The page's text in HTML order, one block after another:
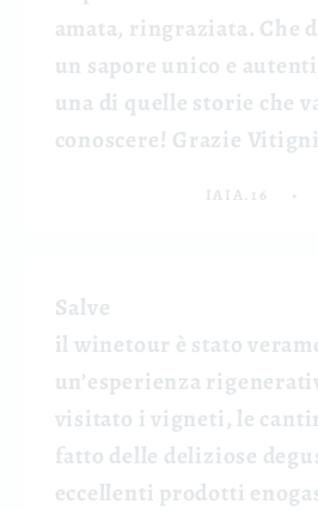
amata, ringraziata. Che
un sapore unico e
una di quelle storie che
conoscere! Grazie
IAIA.16
Salve
il winetour è stato
un’esperienza
visitato i vigneti, le
fatto delle deliziose
eccellenti prodotti